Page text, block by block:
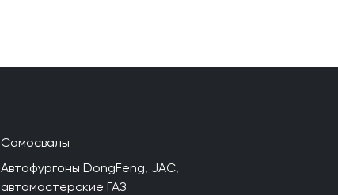
Самосвалы
Автофургоны DongFeng, JAC,
автомастерские ГАЗ